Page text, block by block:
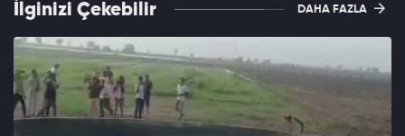
İlginizi Çekebilir DAHA FAZLA